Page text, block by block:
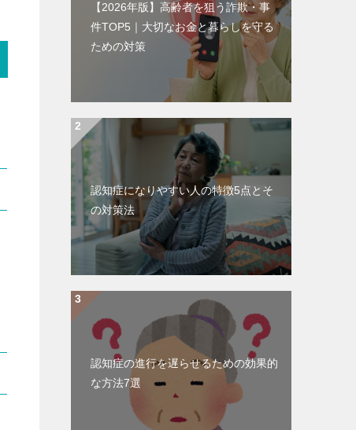
【2026年版】高齢者を狙う詐欺・事
件TOP5｜大切なお金と暮らしを守る
ための対策
認知症になりやすい人の特徴5点とそ
の対策法
認知症の進行を遅らせるための効果的
な方法7選